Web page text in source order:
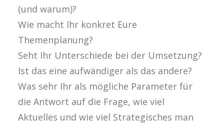
(und warum)?
Wie macht Ihr konkret Eure
Themenplanung?
Seht Ihr Unterschiede bei der Umsetzung?
Ist das eine aufwändiger als das andere?
Was sehr Ihr als mögliche Parameter für
die Antwort auf die Frage, wie viel
Aktuelles und wie viel Strategisches man